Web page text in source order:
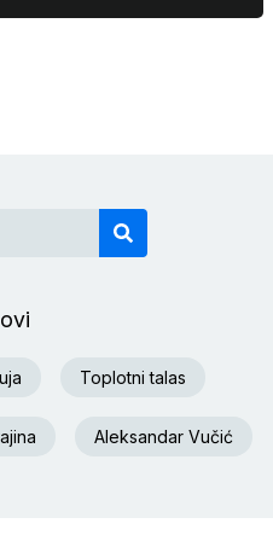
Toplotni talas
Aleksandar Vučić